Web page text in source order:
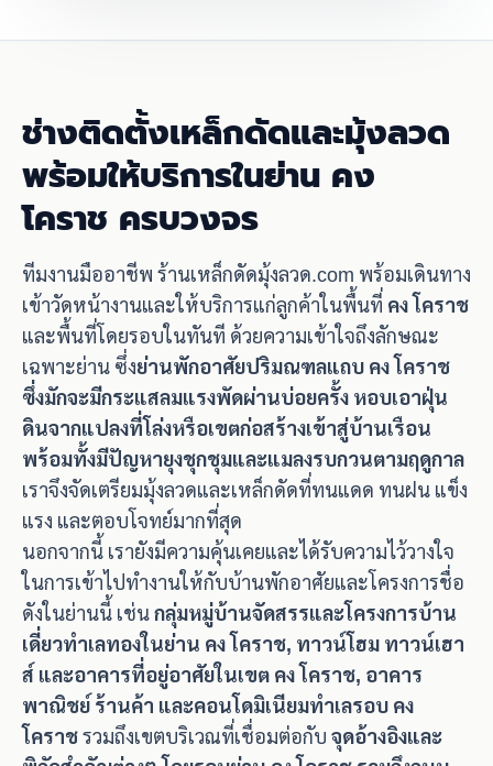
ช่างติดตั้งเหล็กดัดและมุ้งลวด
พร้อมให้บริการในย่าน คง
โคราช ครบวงจร
ทีมงานมืออาชีพ ร้านเหล็กดัดมุ้งลวด.com พร้อมเดินทาง
เข้าวัดหน้างานและให้บริการแก่ลูกค้าในพื้นที่ คง โคราช
และพื้นที่โดยรอบในทันที ด้วยความเข้าใจถึงลักษณะ
เฉพาะย่าน ซึ่งย่านพักอาศัยปริมณฑลแถบ คง โคราช
ซึ่งมักจะมีกระแสลมแรงพัดผ่านบ่อยครั้ง หอบเอาฝุ่น
ดินจากแปลงที่โล่งหรือเขตก่อสร้างเข้าสู่บ้านเรือน
พร้อมทั้งมีปัญหายุงชุกชุมและแมลงรบกวนตามฤดูกาล
เราจึงจัดเตรียมมุ้งลวดและเหล็กดัดที่ทนแดด ทนฝน แข็ง
แรง และตอบโจทย์มากที่สุด
นอกจากนี้ เรายังมีความคุ้นเคยและได้รับความไว้วางใจ
ในการเข้าไปทำงานให้กับบ้านพักอาศัยและโครงการชื่อ
ดังในย่านนี้ เช่นกลุ่มหมู่บ้านจัดสรรและโครงการบ้าน
เดี่ยวทำเลทองในย่าน คง โคราช, ทาวน์โฮม ทาวน์เฮา
ส์ และอาคารที่อยู่อาศัยในเขต คง โคราช, อาคาร
พาณิชย์ ร้านค้า และคอนโดมิเนียมทำเลรอบ คง
โคราชรวมถึงเขตบริเวณที่เชื่อมต่อกับ จุดอ้างอิงและ